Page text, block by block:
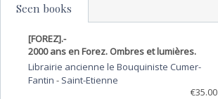
Seen books
[FOREZ].-
2000 ans en Forez. Ombres et lumières.
Librairie ancienne le Bouquiniste Cumer-
Fantin - Saint-Etienne
€35.00